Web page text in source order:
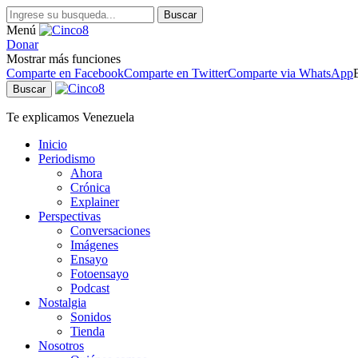
Buscar
Menú
Donar
Mostrar más funciones
Comparte en FacebookComparte en TwitterComparte via WhatsApp
Buscar
Te explicamos Venezuela
Inicio
Periodismo
Ahora
Crónica
Explainer
Perspectivas
Conversaciones
Imágenes
Ensayo
Fotoensayo
Podcast
Nostalgia
Sonidos
Tienda
Nosotros